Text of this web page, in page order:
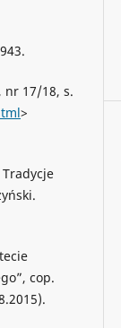
nr 17/18, s.
>
cop.